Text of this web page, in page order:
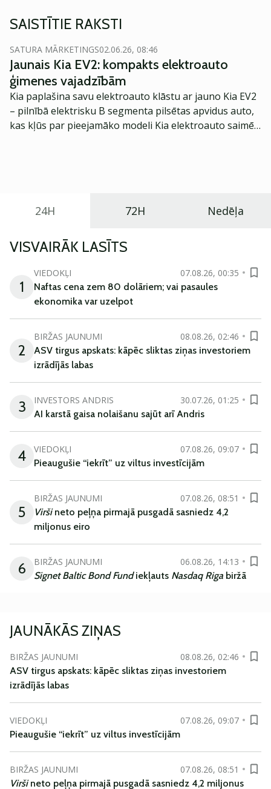
SAISTĪTIE RAKSTI
SATURA MĀRKETINGS02.06.26, 08:46
Jaunais Kia EV2: kompakts elektroauto
ģimenes vajadzībām
Kia paplašina savu elektroauto klāstu ar jauno Kia EV2
– pilnībā elektrisku B segmenta pilsētas apvidus auto,
kas kļūs par pieejamāko modeli Kia elektroauto saimē
24H 72H Nedēļa
VISVAIRĀK LASĪTS
1
VIEDOKĻI
07.08.26, 00:35
Naftas cena zem 80 dolāriem; vai pasaules
ekonomika var uzelpot
2
BIRŽAS JAUNUMI
08.08.26, 02:46
ASV tirgus apskats: kāpēc sliktas ziņas investoriem
izrādījās labas
3 INVESTORS ANDRIS
30.07.26, 01:25
AI karstā gaisa nolaišanu sajūt arī Andris
4 VIEDOKĻI
07.08.26, 09:07
Pieaugušie “iekrīt” uz viltus investīcijām
5
BIRŽAS JAUNUMI
07.08.26, 08:51
Viršineto peļņa pirmajā pusgadā sasniedz 4,2
miljonus eiro
6 BIRŽAS JAUNUMI
06.08.26, 14:13
Signet Baltic Bond Fundiekļauts Nasdaq Riga biržā
JAUNĀKĀS ZIŅAS
BIRŽAS JAUNUMI
08.08.26, 02:46
ASV tirgus apskats: kāpēc sliktas ziņas investoriem
izrādījās labas
VIEDOKĻI
07.08.26, 09:07
Pieaugušie “iekrīt” uz viltus investīcijām
BIRŽAS JAUNUMI
07.08.26, 08:51
Viršineto peļņa pirmajā pusgadā sasniedz 4,2 miljonus